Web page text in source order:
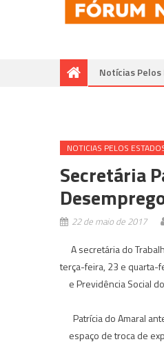
Notícias
NOTICIAS PELOS
Secretária
22 de maio de 2017
A secretária do
terça-feira, 23 e quarta-
e Previdência Social
Patrícia do Amaral
espaço de troca de